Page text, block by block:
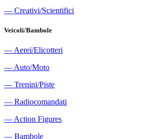
― Creativi/Scientifici
Veicoli/Bambole
― Aerei/Elicotteri
― Auto/Moto
― Trenini/Piste
― Radiocomandati
― Action Figures
― Bambole